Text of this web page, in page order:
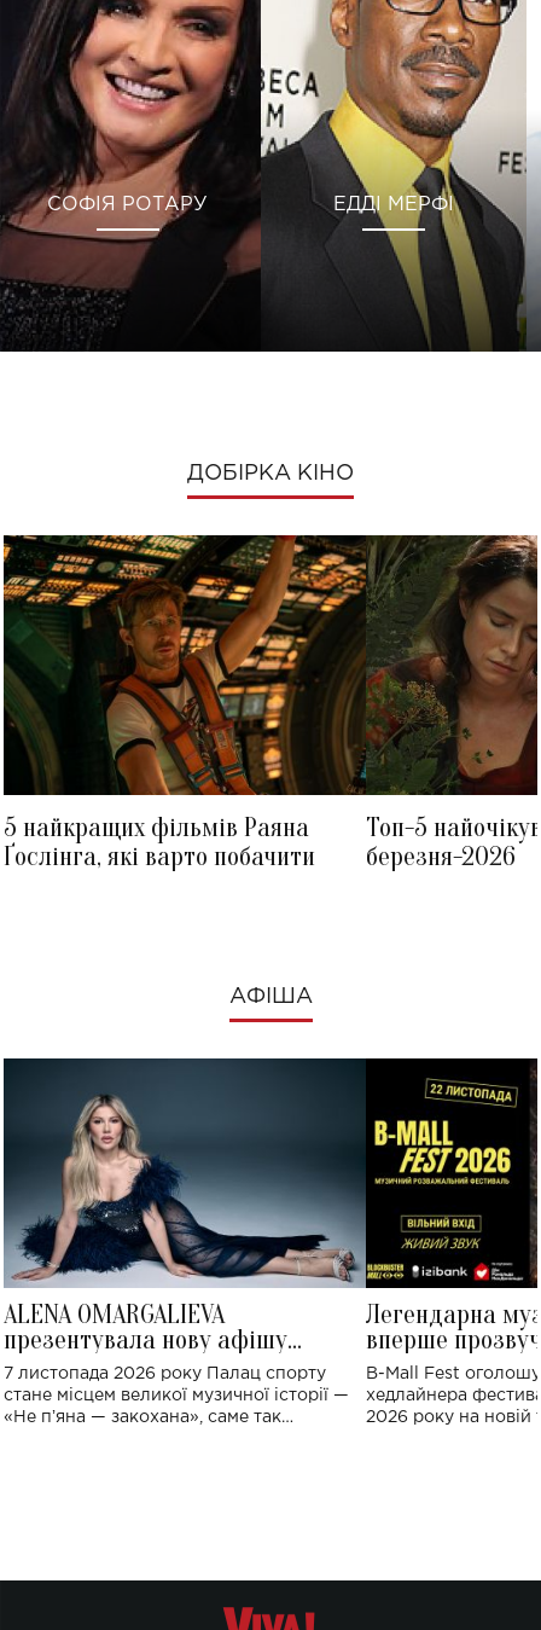
СОФІЯ РОТАРУ ЕДДІ МЕРФІ
ДОБІРКА КІНО
5 найкращих фільмів Раяна
Ґослінга, які варто побачити
Топ-5
березня-2026
АФІША
ALENA OMARGALIEVA
презентувала нову афішу
великого концерту в Палаці
спорту
7 листопада 2026 року Палац спорту
стане місцем великої музичної історії —
«Не пʼяна — закохана», саме так
Легендарна
вперше
Україні: де
B-Mall Fest
хедлайнера
2026 року на новій